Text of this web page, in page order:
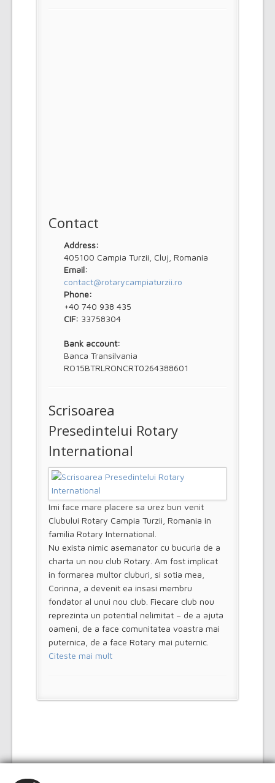
Contact
Address:
405100 Campia Turzii, Cluj, Romania
Email:
contact@rotarycampiaturzii.ro
Phone:
+40 740 938 435
CIF: 33758304
Bank account:
Banca Transilvania
RO15BTRLRONCRT0264388601
Scrisoarea
Presedintelui Rotary
International
Imi face mare placere sa urez bun venit
Clubului Rotary Campia Turzii, Romania in
familia Rotary International.
Nu exista nimic asemanator cu bucuria de a
charta un nou club Rotary. Am fost implicat
in formarea multor cluburi, si sotia mea,
Corinna, a devenit ea insasi membru
fondator al unui nou club. Fiecare club nou
reprezinta un potential nelimitat – de a ajuta
oameni, de a face comunitatea voastra mai
puternica, de a face Rotary mai puternic.
Citeste mai mult